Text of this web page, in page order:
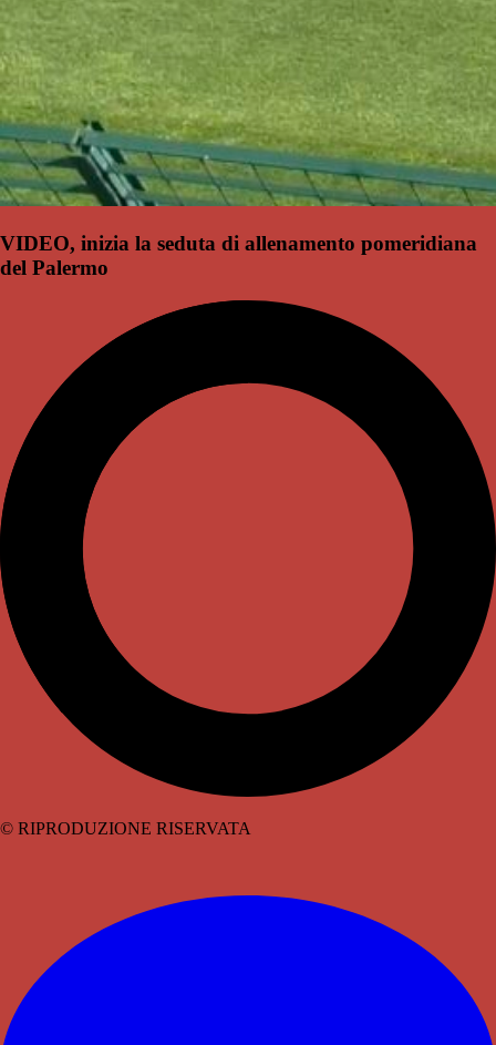
VIDEO, inizia la seduta di allenamento pomeridiana
del Palermo
© RIPRODUZIONE RISERVATA